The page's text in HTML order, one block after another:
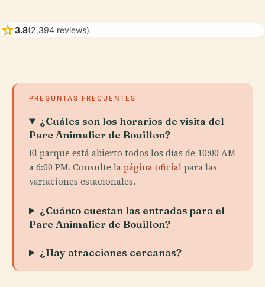
star3.8(2,394 reviews)
PREGUNTAS FRECUENTES
¿Cuáles son los horarios de visita del
Parc Animalier de Bouillon?
El parque está abierto todos los días de 10:00 AM
a 6:00 PM. Consulte lapágina oficialpara las
variaciones estacionales.
¿Cuánto cuestan las entradas para el
Parc Animalier de Bouillon?
¿Hay atracciones cercanas?